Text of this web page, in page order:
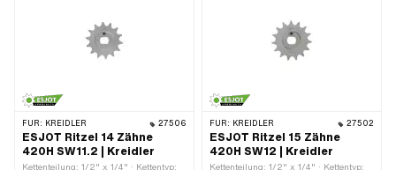
FÜR: KREIDLER 27506
ESJOT Ritzel 14 Zähne
420H SW11.2 | Kreidler
Kettenteilung: 1/2" x 1/4" · Kettentyp:
FÜR: KREIDLER 27502
ESJOT Ritzel 15 Zähne
420H SW12 | Kreidler
Kettenteilung: 1/2" x 1/4" · Kettentyp: